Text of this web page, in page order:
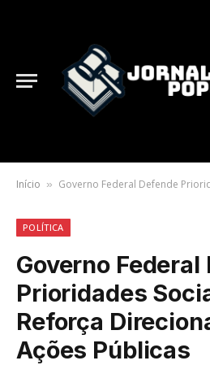
Início » Governo Federal Defende Prioridades Sociais e
POLÍTICA
Governo Federal
Prioridades
Reforça
Ações Públicas